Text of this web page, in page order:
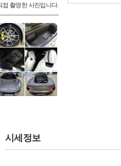
접 촬영한 사진입니다.
시세정보